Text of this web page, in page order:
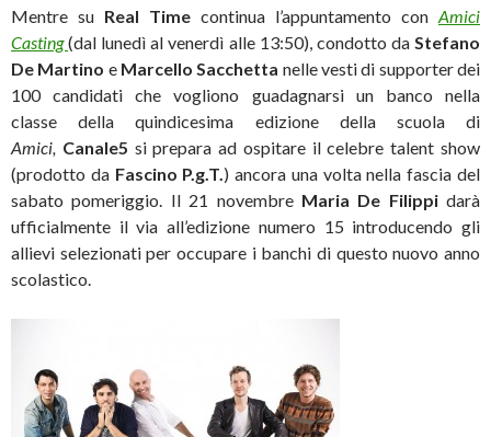
Mentre su Real Time continua l’appuntamento con Amici
Casting(dal lunedì al venerdì alle 13:50), condotto da Stefano
De Martino e Marcello Sacchetta nelle vesti di supporter dei
100 candidati che vogliono guadagnarsi un banco nella
classe della quindicesima edizione della scuola di
Amici, Canale5 si prepara ad ospitare il celebre talent show
(prodotto da Fascino P.g.T. ) ancora una volta nella fascia del
sabato pomeriggio. Il 21 novembre Maria De Filippi darà
ufficialmente il via all’edizione numero 15 introducendo gli
allievi selezionati per occupare i banchi di questo nuovo anno
scolastico.